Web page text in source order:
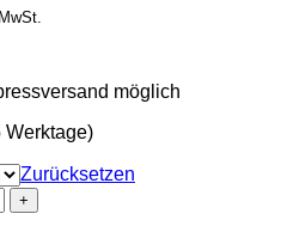
möglich
Werktage)
Zurücksetzen